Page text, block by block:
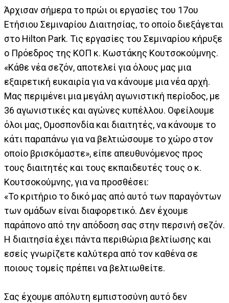
Άρχισαν σήμερα το πρώι οι εργασίες του 17ου
Ετήσιου Σεμιναρίου Διαιτησίας, το οποίο διεξάγεται
στο Hilton Park. Τις εργασίες του Σεμιναρίου κήρυξε
ο Πρόεδρος της ΚΟΠ κ. Κωστάκης Κουτσοκούμνης.
«Κάθε νέα σεζόν, αποτελεί για όλους μας μια
εξαιρετική ευκαιρία για να κάνουμε μια νέα αρχή.
Μας περιμένει μια μεγάλη αγωνιστική περίοδος, με
36 αγωνιστικές και αγώνες κυπέλλου. Οφείλουμε
όλοι μας, Ομοσπονδία και διαιτητές, να κάνουμε το
κάτι παραπάνω για να βελτιώσουμε το χώρο στον
οποίο βρισκόμαστε», είπε απευθυνόμενος προς
τους διαιτητές και τους εκπαιδευτές τους ο κ.
Κουτσοκούμνης, για να προσθέσει:
«Το κριτήριο το δικό μας από αυτό των παραγόντων
των ομάδων είναι διαφορετικό. Δεν έχουμε
παράπονο από την απόδοση σας στην περσινή σεζόν.
Η διαιτησία έχει πάντα περιθώρια βελτίωσης και
εσείς γνωρίζετε καλύτερα από τον καθένα σε
ποιους τομείς πρέπει να βελτιωθείτε.
Σας έχουμε απόλυτη εμπιστοσύνη αυτό δεν